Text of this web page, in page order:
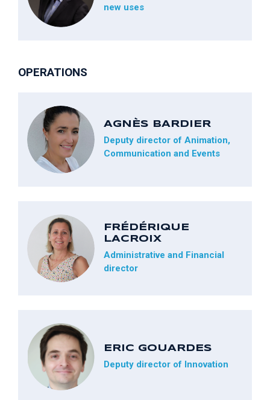
new uses
OPERATIONS
AGNÈS BARDIER
Deputy director of Animation,
Communication and Events
FRÉDÉRIQUE
LACROIX
Administrative and Financial
director
ERIC GOUARDES
Deputy director of Innovation